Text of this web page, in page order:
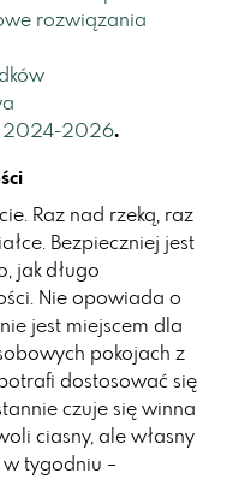
rozwiązania
2024-2026.
Raz nad rzeką, raz
Bezpieczniej jest
jak długo
Nie opowiada o
jest miejscem dla
pokojach z
dostosować się
czuje się winna
ciasny, ale własny
w tygodniu –